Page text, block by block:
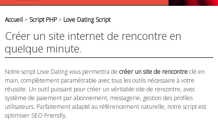
Accueil > Script PHP> Love Dating Script
Créer un site internet de rencontre en
quelque minute.
Notre script Love Dating vous permettra de créer un site de rencontreclé en
main, complètement paramétrable avec tous les outils nécessaire à votre
réussite. Un outil puissant pour créer un véritable site de rencontre, avec
système de paiement par abonnement, messagerie, gestion des profiles
utilisateurs. Parfaitement adapté au référencement naturelle, notre script est
optimiser SEO Friendly.